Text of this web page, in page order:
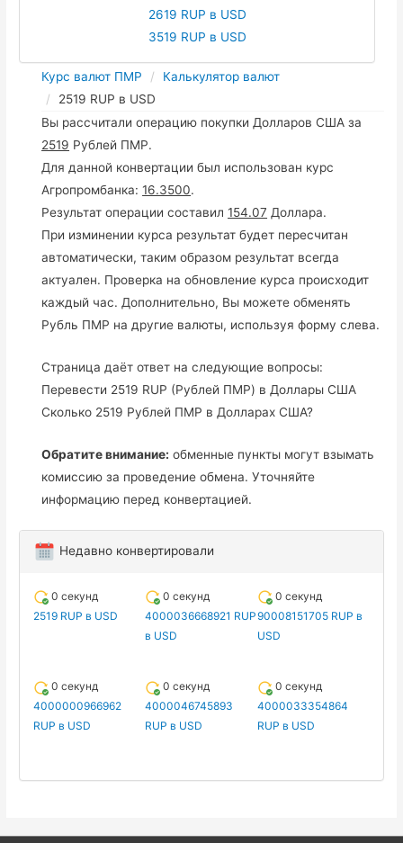
2619 RUP в USD
3519 RUP в USD
Курс валют ПМР
Калькулятор валют
2519 RUP в USD
Вы рассчитали операцию покупки Долларов США за
2519 Рублей ПМР.
Для данной конвертации был использован курс
Агропромбанка:16.3500.
Результат операции составил154.07 Доллара.
При изминении курса результат будет пересчитан
автоматически, таким образом результат всегда
актуален. Проверка на обновление курса происходит
каждый час. Дополнительно, Вы можете обменять
Рубль ПМР на другие валюты, используя форму слева.
Страница даёт ответ на следующие вопросы:
Перевести 2519 RUP (Рублей ПМР) в Доллары США
Сколько 2519 Рублей ПМР в Долларах США?
Обратите внимание: обменные пункты могут взымать
комиссию за проведение обмена. Уточняйте
информацию перед конвертацией.
Недавно конвертировали
0 секунд
2519 RUP в USD
0 секунд
4000036668921 RUP
в USD
0 секунд
90008151705 RUP в
USD
0 секунд
4000000966962
RUP в USD
0 секунд
4000046745893
RUP в USD
0 секунд
4000033354864
RUP в USD